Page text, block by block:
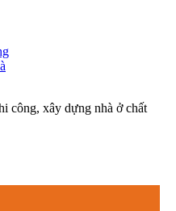
công, xây dựng nhà ở chất